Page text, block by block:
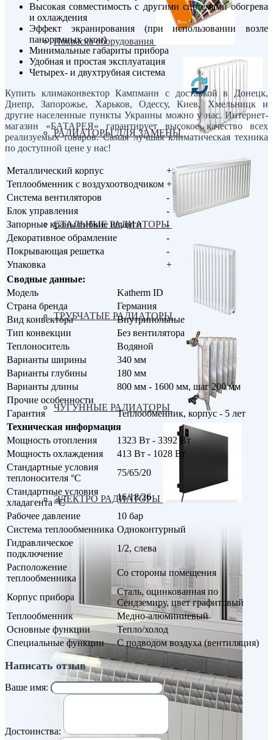
Покраска оборудования
РАДИАТОРЫ ДЛЯ ЗАМЕНЫ
СТАЛЬНЫЕ РАДИАТОРЫ
ТРУБЧАТЫЕ РАДИАТОРЫ
ЧУГУННЫЕ РАДИАТОРЫ
ЭЛЕКТРО РАДИАТОРЫ
Высокая совместимость с другими системами обогрева
и охлаждения
Эффект экранирования (при использовании возле
панорамных окон)
Минимальные габариты прибора
Удобная и простая эксплуатация
Четырех- и двухтрубная система
Купить климаконвектор Кампманн с доставкой в Донецк,
Днепр, Запорожье, Харьков, Одессу, Киев, Хмельницк и
другие населенные пункты Украины можно у нас. Интернет-
магазин «БАТАРЕЯ» гарантирует высокое качество всех
реализуемых товаров. Самая лучшая климатическая техника
по доступной цене у нас!
Металлический корпус
+
Теплообменник с воздухоотводчиком +
Система вентиляторов
-
Блок управления
-
Запорные краны/гибкие шланги
-
Декоративное обрамление
-
Покрывающая решетка
-
Упаковка
+
Сводные данные:
Модель
Katherm ID
Страна бренда
Германия
Вид конвектора
Внутрипольные
Тип конвекции
Без вентилятора
Теплоноситель
Водяной
Варианты ширины
340 мм
Варианты глубины
180 мм
Варианты длины
800 мм - 1600 мм, шаг 200 мм
Прочие особенности
Гарантия
Теплообменник, корпус - 5 лет
Техническая информация
Мощность отопления
1323 Вт - 3392 Вт
Мощность охлаждения
413 Вт - 1028 Вт
Стандартные условия
теплоносителя °С
75/65/20
Стандартные условия
хладагента °С
16/18/26
Рабочее давление
10 бар
Система теплообменника Одноконтурный
Гидравлическое
подключение
1/2, слева
Расположение
теплообменника
Со стороны помещения
Корпус прибора
Сталь, оцинкованная по
Сендземиру, цвет графитовый
Теплообменник
Медно-алюминиевый
Основные функции
Тепло/холод
Специальные функции
С подводом воздуха (вентиляция)
Написать отзыв
Ваше имя:
Достоинства: